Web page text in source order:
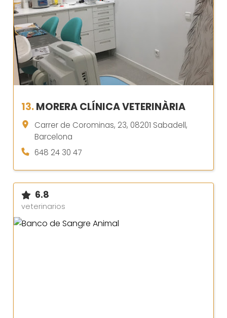
13.MORERA CLÍNICA VETERINÀRIA
Carrer de Corominas, 23, 08201 Sabadell,
Barcelona
648 24 30 47
6.8
veterinarios